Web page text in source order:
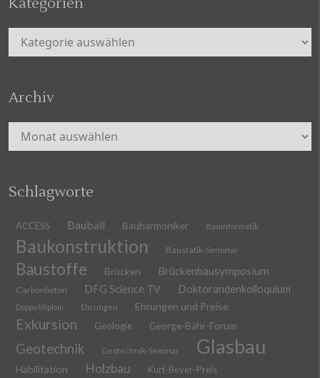
Kategorien
Archiv
Archiv
Schlagworte
ACCESS Bauball Bauharmoniker Bauinformatik
Baukonstruktion Baustatik-Seminar
Baustoffe Brücken Brückenbausymposium
Carbonbeton DFG Science TV Doktorandenkolloquium
Doppeldiplom Ehrungen Ehrungen und Preise
Exkursion Geologie George-Bähr-Forum
Geotechnik Geotechnik-Seminar Glasbau
Habilitation Holzbau Kurt-Beyer-Preis